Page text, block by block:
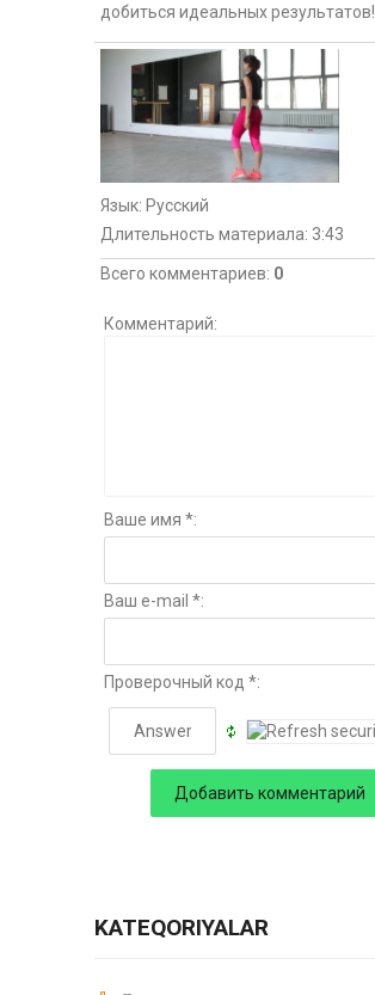
добиться идеальных результатов!
Язык: Русский
Длительность материала: 3:43
Всего комментариев: 0
Комментарий:
Ваше имя *:
Ваш e-mail *:
Проверочный код *:
KATEQORIYALAR